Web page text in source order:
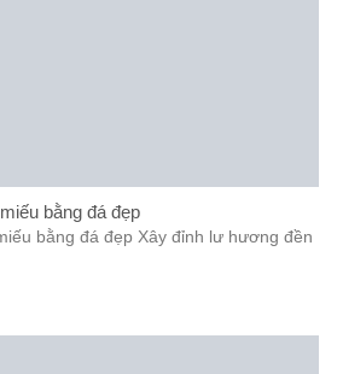
bằng đá đẹp
bằng đá đẹp Xây đỉnh lư hương đền